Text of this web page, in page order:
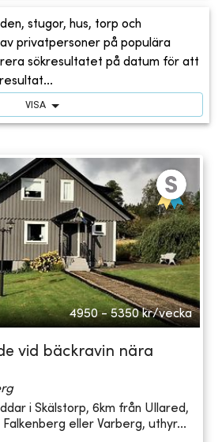
stugor, hus, torp och
privatpersoner på populära
sökresultatet på datum för att
VISA
4950 - 5350 kr/vecka
vid bäckravin nära
i Skälstorp, 6km från Ullared,
eller Varberg, uthyr...